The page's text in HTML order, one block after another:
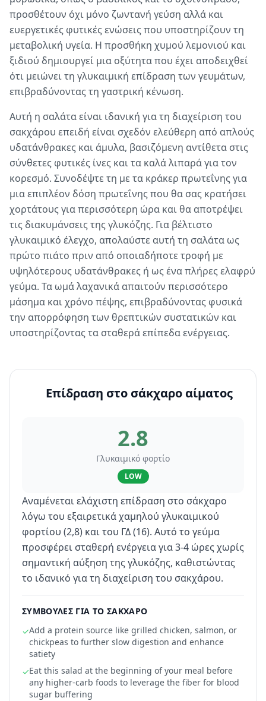
προσθέτουν όχι μόνο ζωντανή γεύση αλλά και
ευεργετικές φυτικές ενώσεις που υποστηρίζουν τη
μεταβολική υγεία. Η προσθήκη χυμού λεμονιού και
ξιδιού δημιουργεί μια οξύτητα που έχει αποδειχθεί
ότι μειώνει τη γλυκαιμική επίδραση των γευμάτων,
επιβραδύνοντας τη γαστρική κένωση.
Αυτή η σαλάτα είναι ιδανική για τη διαχείριση του
σακχάρου επειδή είναι σχεδόν ελεύθερη από απλούς
υδατάνθρακες και άμυλα, βασιζόμενη αντίθετα στις
σύνθετες φυτικές ίνες και τα καλά λιπαρά για τον
κορεσμό. Συνοδέψτε τη με τα κράκερ πρωτεΐνης για
μια επιπλέον δόση πρωτεΐνης που θα σας κρατήσει
χορτάτους για περισσότερη ώρα και θα αποτρέψει
τις διακυμάνσεις της γλυκόζης. Για βέλτιστο
γλυκαιμικό έλεγχο, απολαύστε αυτή τη σαλάτα ως
πρώτο πιάτο πριν από οποιαδήποτε τροφή με
υψηλότερους υδατάνθρακες ή ως ένα πλήρες ελαφρύ
γεύμα. Τα ωμά λαχανικά απαιτούν περισσότερο
μάσημα και χρόνο πέψης, επιβραδύνοντας φυσικά
την απορρόφηση των θρεπτικών συστατικών και
υποστηρίζοντας τα σταθερά επίπεδα ενέργειας.
Επίδραση στο σάκχαρο αίματος
2.8
Γλυκαιμικό φορτίο
LOW
Αναμένεται ελάχιστη επίδραση στο σάκχαρο
λόγω του εξαιρετικά χαμηλού γλυκαιμικού
φορτίου (2,8) και του ΓΔ (16). Αυτό το γεύμα
προσφέρει σταθερή ενέργεια για 3-4 ώρες χωρίς
σημαντική αύξηση της γλυκόζης, καθιστώντας
το ιδανικό για τη διαχείριση του σακχάρου.
ΣΥΜΒΟΥΛΈΣ ΓΙΑ ΤΟ ΣΆΚΧΑΡΟ
✓Add a protein source like grilled chicken, salmon, or
chickpeas to further slow digestion and enhance
satiety
✓Eat this salad at the beginning of your meal before
any higher-carb foods to leverage the fiber for blood
sugar buffering